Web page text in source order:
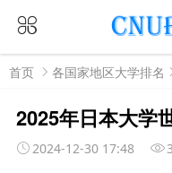
首页 各国家地区大学排名
2025年日本大学
2024-12-30 17:48